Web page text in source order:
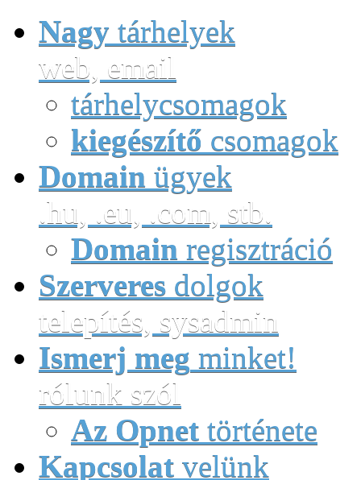
Nagy tárhelyek
web, email
tárhelycsomagok
kiegészítő csomagok
Domain ügyek
.hu, .eu, .com, stb.
Domain regisztráció
Szerveres dolgok
telepítés, sysadmin
Ismerj meg minket!
rólunk szól
Az Opnet története
Kapcsolat velünk